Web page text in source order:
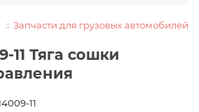
Запчасти для грузовых автомобилей
11 Тяга сошки
11